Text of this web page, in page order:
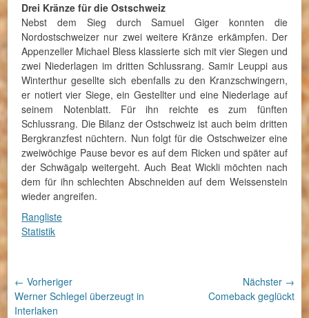
Drei Kränze für die Ostschweiz
Nebst dem Sieg durch Samuel Giger konnten die
Nordostschweizer nur zwei weitere Kränze erkämpfen. Der
Appenzeller Michael Bless klassierte sich mit vier Siegen und
zwei Niederlagen im dritten Schlussrang. Samir Leuppi aus
Winterthur gesellte sich ebenfalls zu den Kranzschwingern,
er notiert vier Siege, ein Gestellter und eine Niederlage auf
seinem Notenblatt. Für ihn reichte es zum fünften
Schlussrang. Die Bilanz der Ostschweiz ist auch beim dritten
Bergkranzfest nüchtern. Nun folgt für die Ostschweizer eine
zweiwöchige Pause bevor es auf dem Ricken und später auf
der Schwägalp weitergeht. Auch Beat Wickli möchten nach
dem für ihn schlechten Abschneiden auf dem Weissenstein
wieder angreifen.
Rangliste
Statistik
Beitragsnavigation
← Vorheriger
Vorheriger
Beitrag:
Werner Schlegel überzeugt in
Interlaken
Nächster →
Comeback geglückt